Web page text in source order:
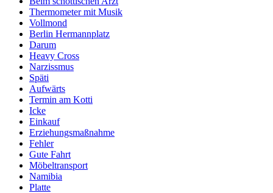
Thermometer mit Musik
Vollmond
Berlin Hermannplatz
Darum
Heavy Cross
Narzissmus
Späti
Aufwärts
Termin am Kotti
Icke
Einkauf
Erziehungsmaßnahme
Fehler
Gute Fahrt
Möbeltransport
Namibia
Platte